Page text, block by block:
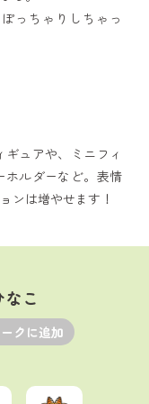
っちゃりしちゃっ
ュアや、ミニフィ
ホルダーなど。表情
ンは増やせます！
こ
クに追加